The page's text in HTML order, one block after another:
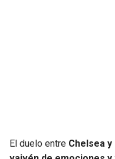
El duelo entre Chelsea